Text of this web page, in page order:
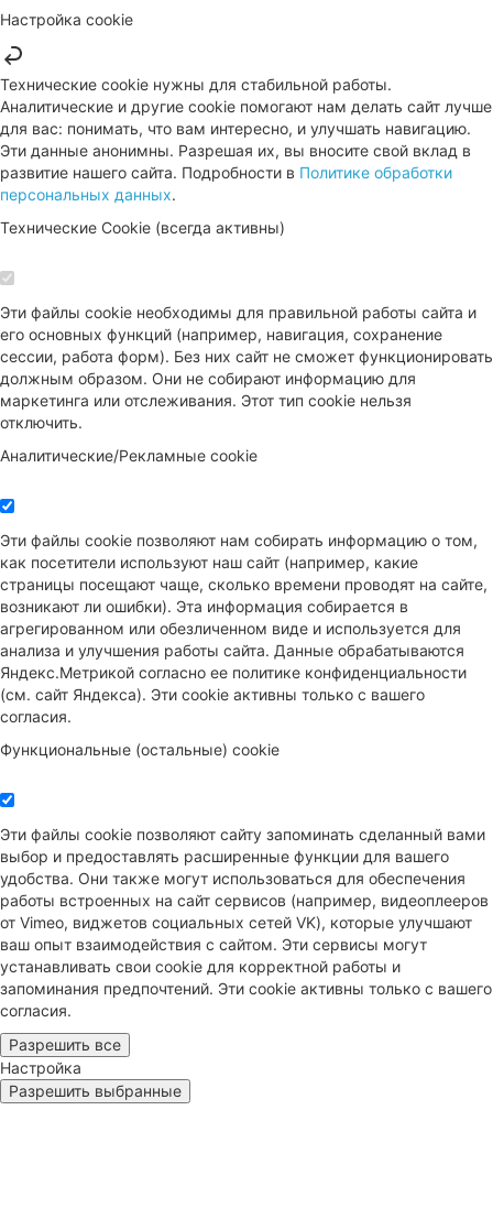
Настройка cookie
Технические cookie нужны для стабильной работы.
Аналитические и другие cookie помогают нам делать сайт лучше
для вас: понимать, что вам интересно, и улучшать навигацию.
Эти данные анонимны. Разрешая их, вы вносите свой вклад в
развитие нашего сайта. Подробности в Политике обработки
персональных данных.
Технические Cookie (всегда активны)
Эти файлы cookie необходимы для правильной работы сайта и
его основных функций (например, навигация, сохранение
сессии, работа форм). Без них сайт не сможет функционировать
должным образом. Они не собирают информацию для
маркетинга или отслеживания. Этот тип cookie нельзя
отключить.
Аналитические/Рекламные cookie
Эти файлы cookie позволяют нам собирать информацию о том,
как посетители используют наш сайт (например, какие
страницы посещают чаще, сколько времени проводят на сайте,
возникают ли ошибки). Эта информация собирается в
агрегированном или обезличенном виде и используется для
анализа и улучшения работы сайта. Данные обрабатываются
Яндекс.Метрикой согласно ее политике конфиденциальности
(см. сайт Яндекса). Эти cookie активны только с вашего
согласия.
Функциональные (остальные) cookie
Эти файлы cookie позволяют сайту запоминать сделанный вами
выбор и предоставлять расширенные функции для вашего
удобства. Они также могут использоваться для обеспечения
работы встроенных на сайт сервисов (например, видеоплееров
от Vimeo, виджетов социальных сетей VK), которые улучшают
ваш опыт взаимодействия с сайтом. Эти сервисы могут
устанавливать свои cookie для корректной работы и
запоминания предпочтений. Эти cookie активны только с вашего
согласия.
Разрешить все
Настройка
Разрешить выбранные